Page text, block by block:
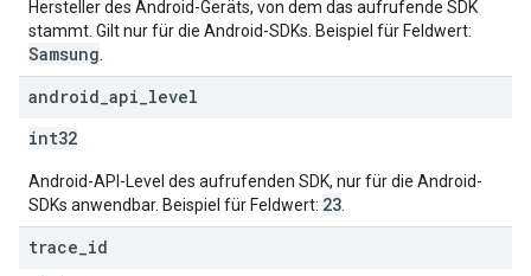
Hersteller des Android-Geräts, von dem das aufrufende SDK
stammt. Gilt nur für die Android-SDKs. Beispiel für Feldwert:
Samsung
android api level
int32
Android-API-Level des aufrufenden SDK, nur für die Android-
SDKs anwendbar. Beispiel für Feldwert: 23
trace id